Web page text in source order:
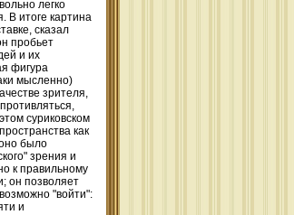
легко
В итоге картина
сказал
пробьет
и их
фигура
мысленно)
зрителя,
суриковском
как
было
зрения и
к правильному
он позволяет
"войти":
и